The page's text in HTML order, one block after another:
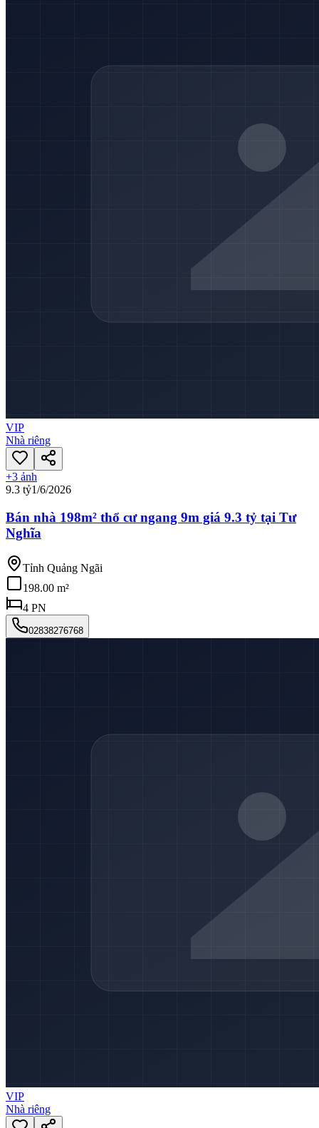
VIP
Nhà riêng
+3 ảnh
9.3 tỷ1/6/2026
Bán nhà 198m² thổ cư ngang 9m giá 9.3 tỷ tại Tư
Nghĩa
Tỉnh Quảng Ngãi
198.00 m²
4 PN
02838276768
VIP
Nhà riêng